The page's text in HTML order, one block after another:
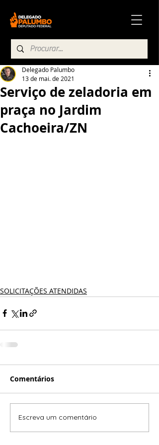
Serviço de zeladoria em
praça no Jardim
Cachoeira/ZN
Delegado Palumbo
13 de mai. de 2021
SOLICITAÇÕES ATENDIDAS
Comentários
Escreva um comentário